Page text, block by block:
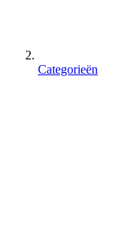
Categorieën